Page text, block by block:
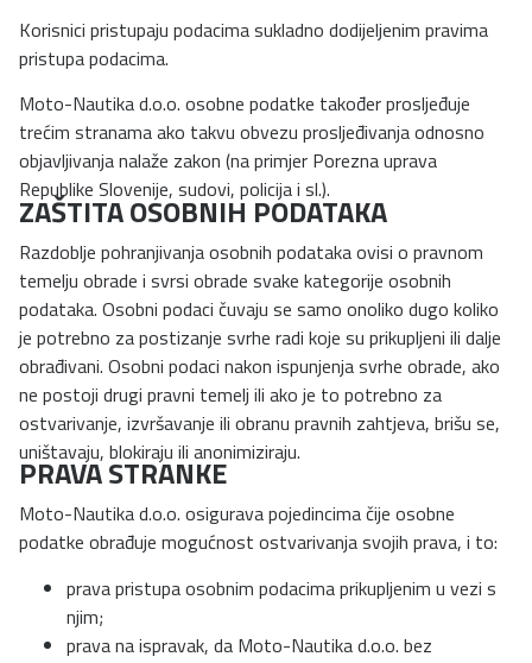
Korisnici pristupaju podacima sukladno dodijeljenim pravima
pristupa podacima.
Moto-Nautika d.o.o. osobne podatke također prosljeđuje
trećim stranama ako takvu obvezu prosljeđivanja odnosno
objavljivanja nalaže zakon (na primjer Porezna uprava
Republike Slovenije, sudovi, policija i sl.).
ZAŠTITA OSOBNIH PODATAKA
Razdoblje pohranjivanja osobnih podataka ovisi o pravnom
temelju obrade i svrsi obrade svake kategorije osobnih
podataka. Osobni podaci čuvaju se samo onoliko dugo koliko
je potrebno za postizanje svrhe radi koje su prikupljeni ili dalje
obrađivani. Osobni podaci nakon ispunjenja svrhe obrade, ako
ne postoji drugi pravni temelj ili ako je to potrebno za
ostvarivanje, izvršavanje ili obranu pravnih zahtjeva, brišu se,
uništavaju, blokiraju ili anonimiziraju.
PRAVA STRANKE
Moto-Nautika d.o.o. osigurava pojedincima čije osobne
podatke obrađuje mogućnost ostvarivanja svojih prava, i to:
prava pristupa osobnim podacima prikupljenim u vezi s
njim;
prava na ispravak, da Moto-Nautika d.o.o. bez